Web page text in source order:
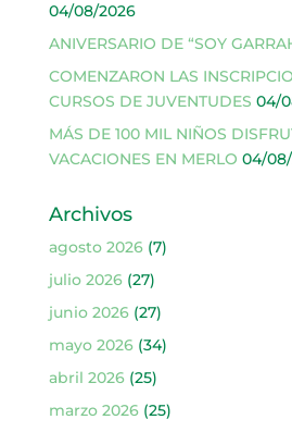
04/08/2026
ANIVERSARIO DE “SOY
COMENZARON LAS
CURSOS DE JUVENTUDES 04/
MÁS DE 100 MIL NIÑOS
VACACIONES EN MERLO 04/
Archivos
agosto 2026(7)
julio 2026(27)
junio 2026(27)
mayo 2026(34)
abril 2026(25)
marzo 2026(25)